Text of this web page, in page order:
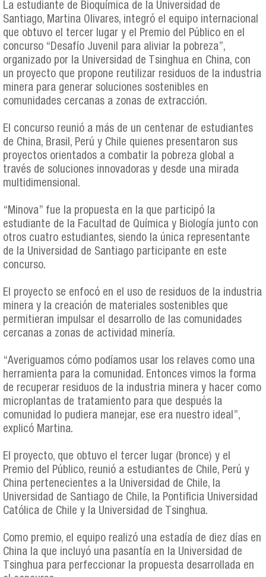
La estudiante de Bioquímica de la Universidad de
Santiago, Martina Olivares, integró el equipo internacional
que obtuvo el tercer lugar y el Premio del Público en el
concurso “Desafío Juvenil para aliviar la pobreza”,
organizado por la Universidad de Tsinghua en China, con
un proyecto que propone reutilizar residuos de la industria
minera para generar soluciones sostenibles en
comunidades cercanas a zonas de extracción.
El concurso reunió a más de un centenar de estudiantes
de China, Brasil, Perú y Chile quienes presentaron sus
proyectos orientados a combatir la pobreza global a
través de soluciones innovadoras y desde una mirada
multidimensional.
“Minova” fue la propuesta en la que participó la
estudiante de la Facultad de Química y Biología junto con
otros cuatro estudiantes, siendo la única representante
de la Universidad de Santiago participante en este
concurso.
El proyecto se enfocó en el uso de residuos de la industria
minera y la creación de materiales sostenibles que
permitieran impulsar el desarrollo de las comunidades
cercanas a zonas de actividad minería.
“Averiguamos cómo podíamos usar los relaves como una
herramienta para la comunidad. Entonces vimos la forma
de recuperar residuos de la industria minera y hacer como
microplantas de tratamiento para que después la
comunidad lo pudiera manejar, ese era nuestro ideal”,
explicó Martina.
El proyecto, que obtuvo el tercer lugar (bronce) y el
Premio del Público, reunió a estudiantes de Chile, Perú y
China pertenecientes a la Universidad de Chile, la
Universidad de Santiago de Chile, la Pontificia Universidad
Católica de Chile y la Universidad de Tsinghua.
Como premio, el equipo realizó una estadía de diez días en
China la que incluyó una pasantía en la Universidad de
Tsinghua para perfeccionar la propuesta desarrollada en